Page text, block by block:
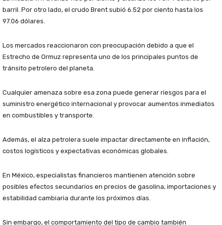
barril. Por otro lado, el crudo Brent subió 6.52 por ciento hasta los
97.06 dólares.
Los mercados reaccionaron con preocupación debido a que el
Estrecho de Ormuz representa uno de los principales puntos de
tránsito petrolero del planeta.
Cualquier amenaza sobre esa zona puede generar riesgos para el
suministro energético internacional y provocar aumentos inmediatos
en combustibles y transporte.
Además, el alza petrolera suele impactar directamente en inflación,
costos logísticos y expectativas económicas globales.
En México, especialistas financieros mantienen atención sobre
posibles efectos secundarios en precios de gasolina, importaciones y
estabilidad cambiaria durante los próximos días.
Sin embargo, el comportamiento del tipo de cambio también